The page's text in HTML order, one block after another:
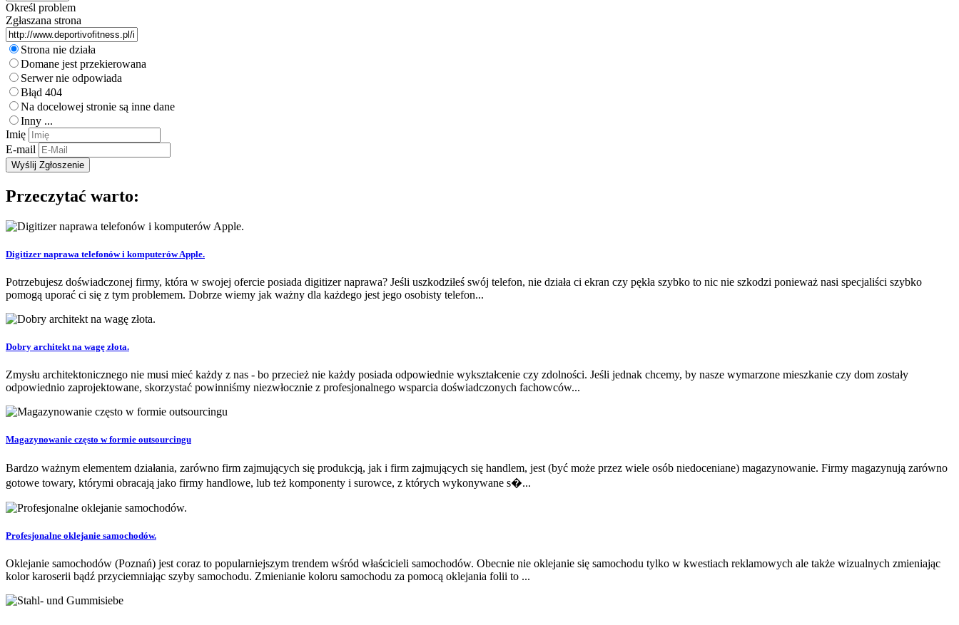
Określ problem
Zgłaszana strona
Strona nie działa
Domane jest przekierowana
Serwer nie odpowiada
Błąd 404
Na docelowej stronie są inne dane
Inny ...
Imię
E-mail
Przeczytać warto:
Digitizer naprawa telefonów i komputerów Apple.
Potrzebujesz doświadczonej firmy, która w swojej ofercie posiada digitizer naprawa? Jeśli uszkodziłeś swój telefon, nie działa ci ekran czy pękła szybko to nic nie szkodzi ponieważ nasi specjaliści szybko
pomogą uporać ci się z tym problemem. Dobrze wiemy jak ważny dla każdego jest jego osobisty telefon...
Dobry architekt na wagę złota.
Zmysłu architektonicznego nie musi mieć każdy z nas - bo przecież nie każdy posiada odpowiednie wykształcenie czy zdolności. Jeśli jednak chcemy, by nasze wymarzone mieszkanie czy dom zostały
odpowiednio zaprojektowane, skorzystać powinniśmy niezwłocznie z profesjonalnego wsparcia doświadczonych fachowców...
Magazynowanie często w formie outsourcingu
Bardzo ważnym elementem działania, zarówno firm zajmujących się produkcją, jak i firm zajmujących się handlem, jest (być może przez wiele osób niedoceniane) magazynowanie. Firmy magazynują zarówno
gotowe towary, którymi obracają jako firmy handlowe, lub też komponenty i surowce, z których wykonywane s�...
Profesjonalne oklejanie samochodów.
Oklejanie samochodów (Poznań) jest coraz to popularniejszym trendem wśród właścicieli samochodów. Obecnie nie oklejanie się samochodu tylko w kwestiach reklamowych ale także wizualnych zmieniając
kolor karoserii bądź przyciemniając szyby samochodu. Zmienianie koloru samochodu za pomocą oklejania folii to ...